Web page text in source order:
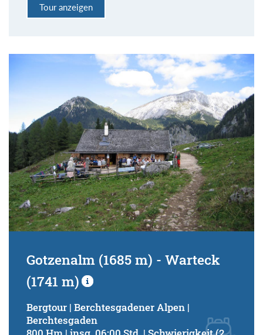
Tour anzeigen
Gotzenalm (1685 m) - Warteck
(1741 m)
Bergtour | Berchtesgadener Alpen |
Berchtesgaden